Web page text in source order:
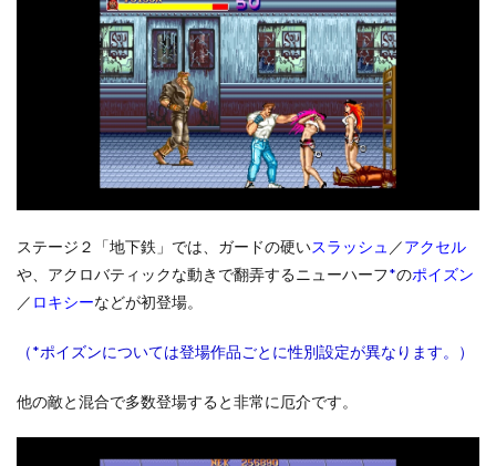
ステージ２「地下鉄」では、ガードの硬いスラッシュ ／アクセル
や、アクロバティックな動きで翻弄するニューハーフ*のポイズン
／ ロキシーなどが初登場。
（*ポイズンについては登場作品ごとに性別設定が異なります。）
他の敵と混合で多数登場すると非常に厄介です。